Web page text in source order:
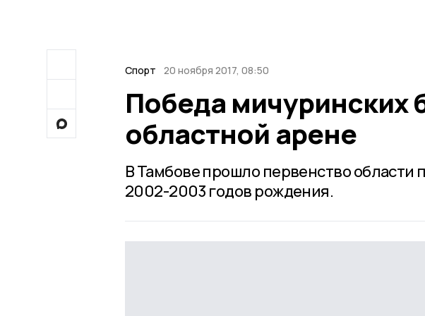
Спорт 20 ноября 2017, 08:50
Победа мичуринских
областной арене
В Тамбове прошло первенство области
2002-2003 годов рождения.